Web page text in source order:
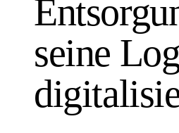
seine